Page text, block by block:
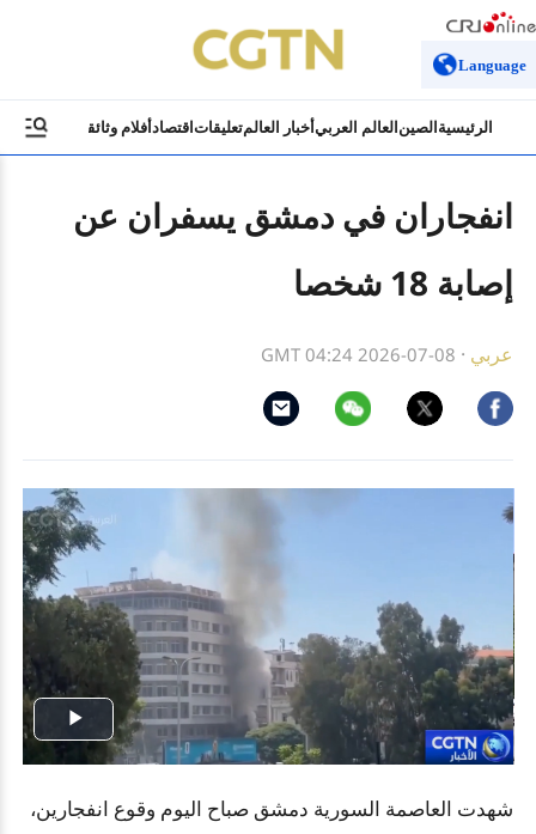
Language
الرئيسية الصين العالم العربيأخبار العالمتعليقات اقتصادأفلام وثائقية ثقافة
انفجاران في دمشق يسفران عن
إصابة 18 شخصا
عربي ·
GMT 04:24 2026-07-08
Play
شهدت العاصمة السورية دمشق صباح اليوم وقوع انفجارين،